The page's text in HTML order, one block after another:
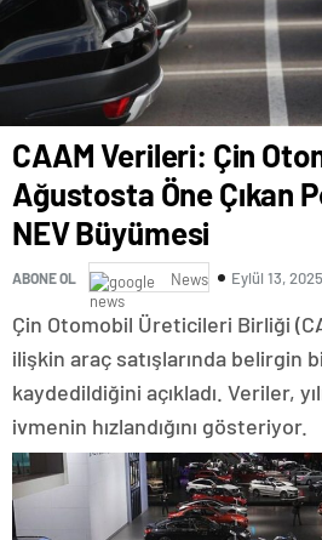
CAAM Verileri: Çin
Ağustosta Öne Çıkan
NEV Büyümesi
ABONE OL News Eylül 13,
Çin Otomobil Üreticileri Birliği
ilişkin araç satışlarında belirgin
kaydedildiğini açıkladı. Veriler,
ivmenin hızlandığını gösteriyor.